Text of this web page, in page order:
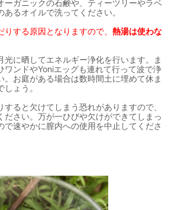
ーガニックの石鹸や、ティーツリーやラベ
るオイルで洗ってください。
りする原因となりますので、 熱湯は使わな
光に晒してエネルギー浄化を行います。ま
ワンドやYoniエッグも連れて行って波で浄
。お庭がある場合は数時間土に埋めて休ま
ょう。
すると欠けてしまう恐れがありますので、
ださい。万が一ひびや欠けができてしまっ
で速やかに膣内への使用を中止してくださ